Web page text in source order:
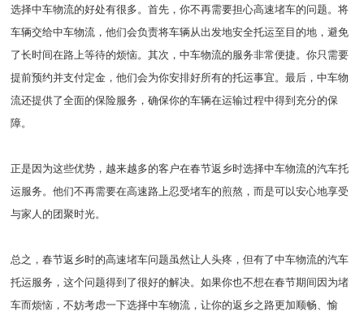
选择中车物流的好处有很多。首先，你不再需要担心高速堵车的问题。将
车辆交给中车物流，他们会负责将车辆从出发地安全托运至目的地，避免
了长时间在路上等待的烦恼。其次，中车物流的服务非常便捷。你只需要
提前预约并支付定金，他们会为你安排好所有的托运事宜。最后，中车物
流还提供了全面的保险服务，确保你的车辆在运输过程中得到充分的保
障。
正是因为这些优势，越来越多的客户在春节返乡时选择中车物流的汽车托
运服务。他们不再需要在高速路上忍受堵车的煎熬，而是可以安心地享受
与家人的团聚时光。
总之，春节返乡时的高速堵车问题虽然让人头疼，但有了中车物流的汽车
托运服务，这个问题得到了很好的解决。如果你也不想在春节期间因为堵
车而烦恼，不妨考虑一下选择中车物流，让你的返乡之路更加顺畅、愉